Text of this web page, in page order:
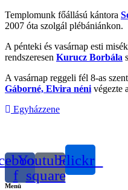
Templomunk főállású kántora
2007 óta szolgál plébániánkon.
A pénteki és vasárnap esti
rendszeresen Kurucz Borbála
A vasárnap reggeli fél 8-as
Gáborné, Elvira néni végezte
Egyházzene
f
Youtube-
square
Flickr
Menü